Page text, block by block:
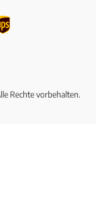
Rechte vorbehalten.